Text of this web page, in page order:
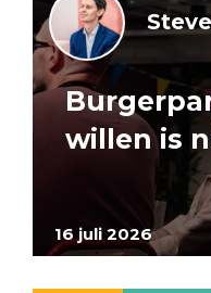
16 juli 2026
willen is